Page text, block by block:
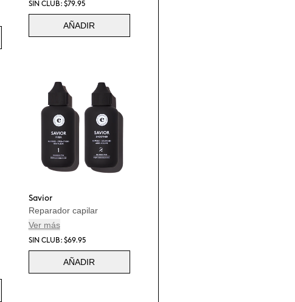
SIN CLUB: $79.95
AÑADIR
Savior
Reparador capilar
Ver más
SIN CLUB: $69.95
AÑADIR